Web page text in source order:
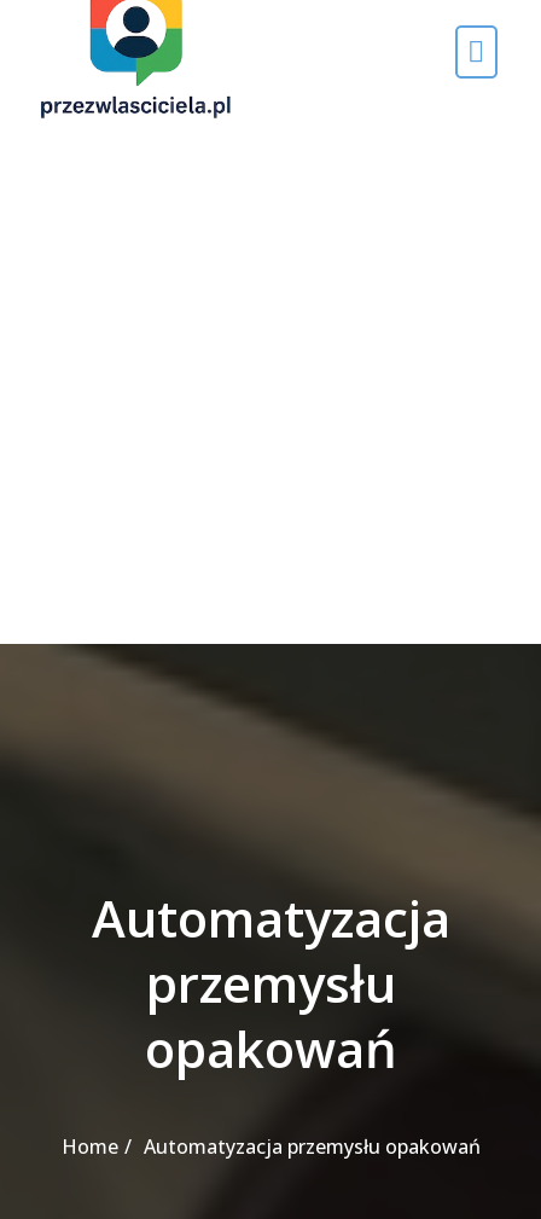
Automatyzacja
przemysłu
opakowań
Home Automatyzacja przemysłu opakowań